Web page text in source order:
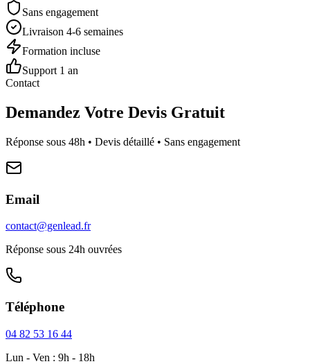
Sans engagement
Livraison 4-6 semaines
Formation incluse
Support 1 an
Contact
Demandez Votre Devis Gratuit
Réponse sous 48h • Devis détaillé • Sans engagement
Email
contact@genlead.fr
Réponse sous 24h ouvrées
Téléphone
04 82 53 16 44
Lun - Ven : 9h - 18h